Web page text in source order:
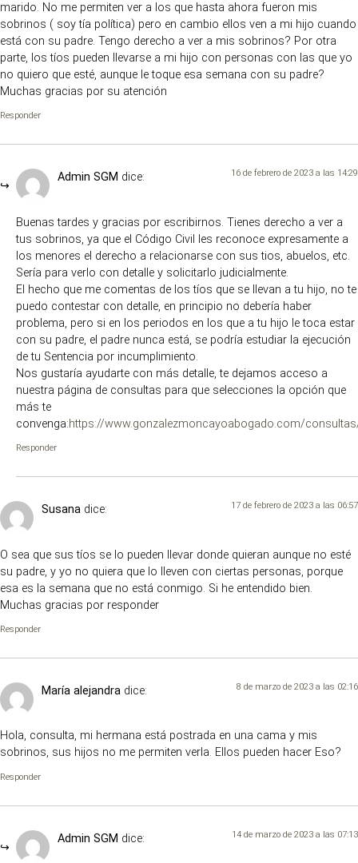
marido. No me permiten ver a los que hasta ahora fueron mis
sobrinos ( soy tía política) pero en cambio ellos ven a mi hijo cuando
está con su padre. Tengo derecho a ver a mis sobrinos? Por otra
parte, los tíos pueden llevarse a mi hijo con personas con las que yo
no quiero que esté, aunque le toque esa semana con su padre?
Muchas gracias por su atención
Responder
Admin SGM dice: 16 de febrero de 2023 a las 14:29
Buenas tardes y gracias por escribirnos. Tienes derecho a ver a
tus sobrinos, ya que el Código Civil les reconoce expresamente a
los menores el derecho a relacionarse con sus tios, abuelos, etc.
Sería para verlo con detalle y solicitarlo judicialmente.
El hecho que me comentas de los tíos que se llevan a tu hijo, no te
puedo contestar con detalle, en principio no debería haber
problema, pero si en los periodos en los que a tu hijo le toca estar
con su padre, el padre nunca está, se podría estudiar la ejecución
de tu Sentencia por incumplimiento.
Nos gustaría ayudarte con más detalle, te dejamos acceso a
nuestra página de consultas para que selecciones la opción que
más te
convenga:https://www.gonzalezmoncayoabogado.com/
Responder
Susana dice: 17 de febrero de 2023 a las 06:57
O sea que sus tíos se lo pueden llevar donde quieran aunque no esté
su padre, y yo no quiera que lo lleven con ciertas personas, porque
esa es la semana que no está conmigo. Si he entendido bien.
Muchas gracias por responder
Responder
María alejandra dice: 8 de marzo de 2023 a las 02:16
Hola, consulta, mi hermana está postrada en una cama y mis
sobrinos, sus hijos no me permiten verla. Ellos pueden hacer Eso?
Responder
Admin SGM dice: 14 de marzo de 2023 a las 07:13